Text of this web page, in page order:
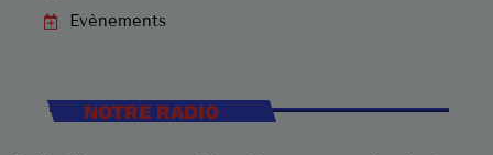
Evènements
NOTRE RADIO